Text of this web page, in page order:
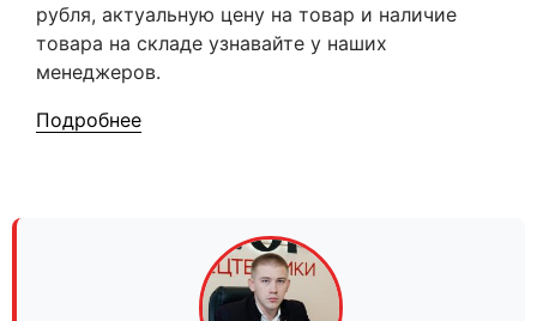
рубля, актуальную цену на товар и наличие
товара на складе узнавайте у наших
менеджеров.
Подробнее